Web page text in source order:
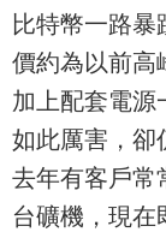
比特幣一路
價約為以前高
加上配套電源
如此厲害，卻
去年有客戶常
台礦機，現在